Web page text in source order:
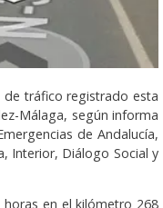
tráfico registrado esta
Málaga, según informa
de Andalucía,
Interior, Diálogo Social y
en el kilómetro 268